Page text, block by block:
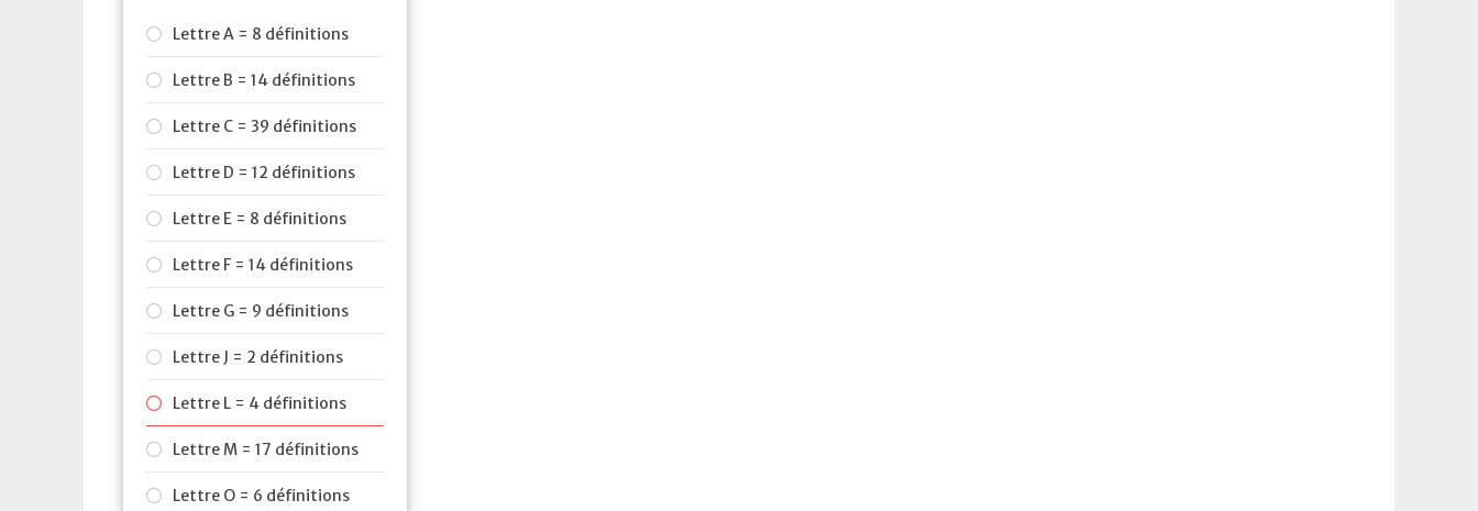
Lettre A = 8 définitions
Lettre B = 14 définitions
Lettre C = 39 définitions
Lettre D = 12 définitions
Lettre E = 8 définitions
Lettre F = 14 définitions
Lettre G = 9 définitions
Lettre J = 2 définitions
Lettre L = 4 définitions
Lettre M = 17 définitions
Lettre O = 6 définitions